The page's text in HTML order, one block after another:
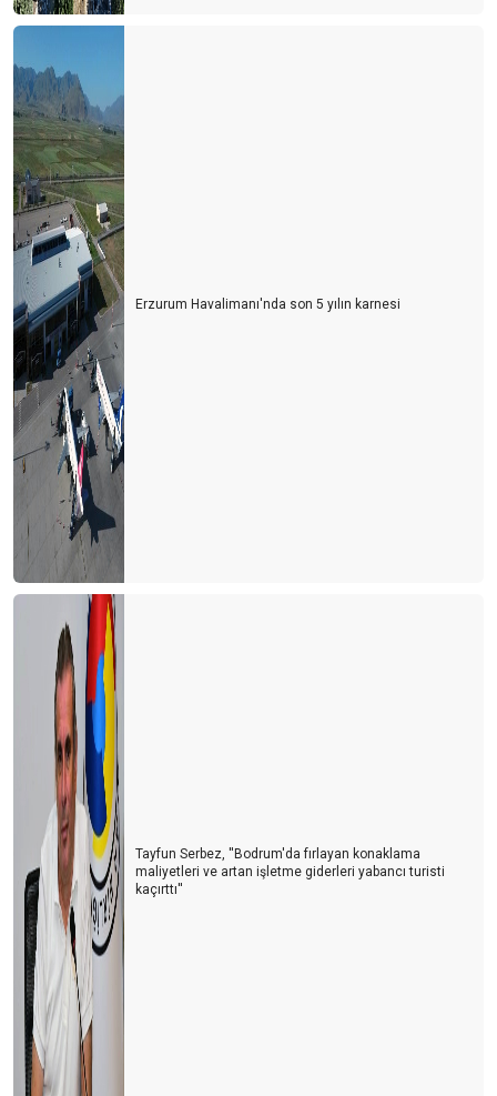
Erzurum Havalimanı'nda son 5 yılın karnesi
Tayfun Serbez, ''Bodrum'da fırlayan konaklama
maliyetleri ve artan işletme giderleri yabancı turisti
kaçırttı''